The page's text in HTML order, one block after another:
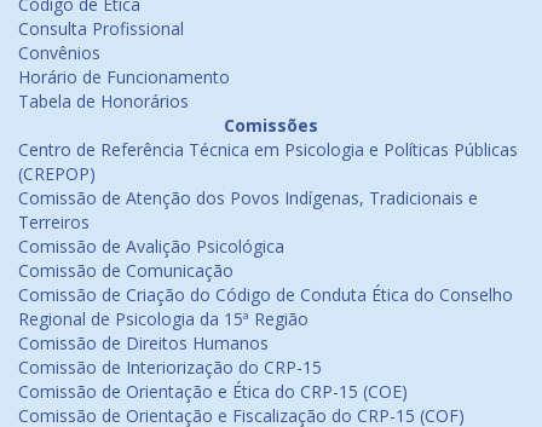
Consulta Profissional
Convênios
Horário de Funcionamento
Tabela de Honorários
Comissões
Centro de Referência Técnica em Psicologia e Políticas Públicas
(CREPOP)
Comissão de Atenção dos Povos Indígenas, Tradicionais e
Terreiros
Comissão de Avalição Psicológica
Comissão de Comunicação
Comissão de Criação do Código de Conduta Ética do Conselho
Regional de Psicologia da 15ª Região
Comissão de Direitos Humanos
Comissão de Interiorização do CRP-15
Comissão de Orientação e Ética do CRP-15 (COE)
Comissão de Orientação e Fiscalização do CRP-15 (COF)